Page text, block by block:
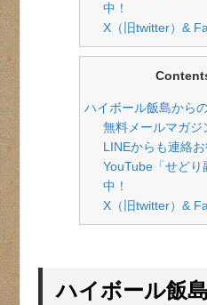
中！
X（旧twitter）&
ハイボール飯島から
無料メールマガジ
LINEからも連絡
YouTube「せど
中！
X（旧twitter）&
ハイボール飯